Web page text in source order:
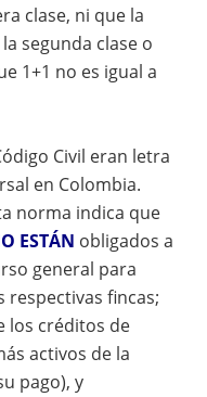
clase, ni que la
segunda clase o
1+1 no es igual a
Civil eran letra
en Colombia.
norma indica que
ESTÁN obligados a
general para
respectivas fincas;
los créditos de
activos de la
pago), y